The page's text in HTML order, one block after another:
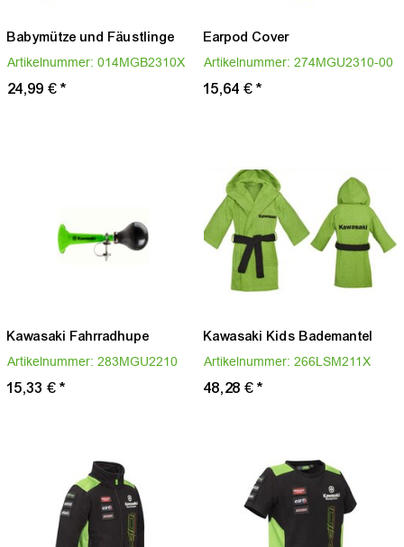
Babymütze und Fäustlinge
Artikelnummer: 014MGB2310X
24,99 €*
Earpod Cover
Artikelnummer: 274MGU2310-00
15,64 €*
Kawasaki Fahrradhupe
Artikelnummer: 283MGU2210
15,33 €*
Kawasaki Kids Bademantel
Artikelnummer: 266LSM211X
48,28 €*